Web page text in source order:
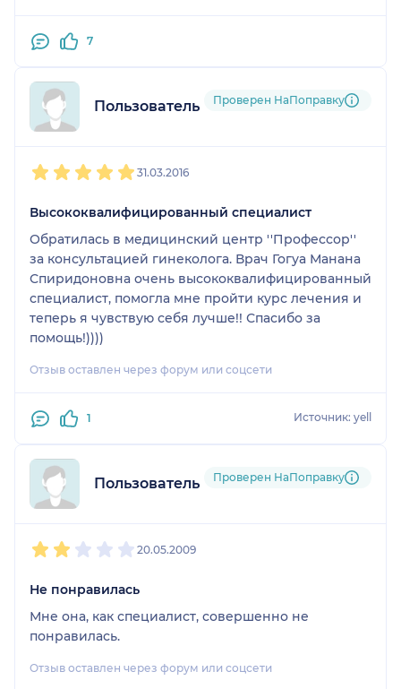
7
Пользователь форумаПроверен НаПоправку
31.03.2016
Высококвалифицированный специалист
Обратилась в медицинский центр ''Профессор''
за консультацией гинеколога. Врач Гогуа Манана
Спиридоновна очень высококвалифицированный
специалист, помогла мне пройти курс лечения и
теперь я чувствую себя лучше!! Спасибо за
помощь!))))
Отзыв оставлен через форум или соцсети
1 Источник: yell
Пользователь форумаПроверен НаПоправку
20.05.2009
Не понравилась
Мне она, как специалист, совершенно не
понравилась.
Отзыв оставлен через форум или соцсети